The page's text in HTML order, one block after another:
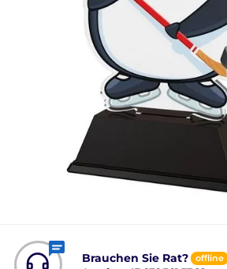
Brauchen Sie Rat? offline